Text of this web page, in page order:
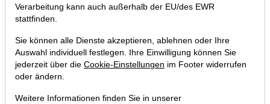
Verarbeitung kann auch außerhalb der EU/des EWR
stattfinden.
Sie können alle Dienste akzeptieren, ablehnen oder Ihre
Auswahl individuell festlegen. Ihre Einwilligung können Sie
jederzeit über die Cookie-Einstellungen im Footer widerrufen
oder ändern.
Weitere Informationen finden Sie in unserer